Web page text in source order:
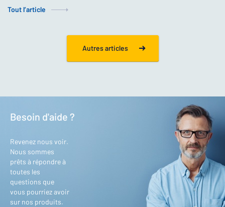
Tout l’article
Autres articles
Besoin d'aide ?
Revenez nous voir.
Nous sommes
prêts à répondre à
toutes les
questions que
vous pourriez avoir
sur nos produits.